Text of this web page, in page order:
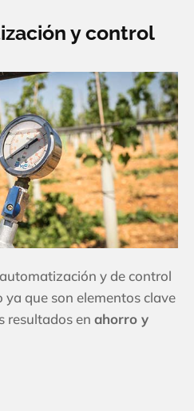
y control
y de control
que son elementos clave
resultados en ahorro y